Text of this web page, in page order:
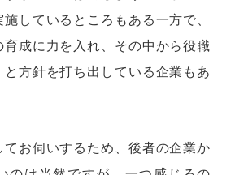
しているところもある一方で、
成に力を入れ、その中から役職
方針を打ち出している企業もあ
お伺いするため、後者の企業か